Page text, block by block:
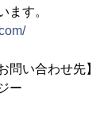
ます。
問い合わせ先】
ー